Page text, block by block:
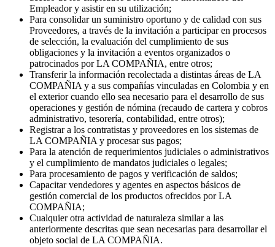
Coordinar el desarrollo profesional de los empleados, el
acceso de los empleados a los recursos informáticos del
Empleador y asistir en su utilización;
Para consolidar un suministro oportuno y de calidad con sus
Proveedores, a través de la invitación a participar en procesos
de selección, la evaluación del cumplimiento de sus
obligaciones y la invitación a eventos organizados o
patrocinados por LA COMPAÑIA, entre otros;
Transferir la información recolectada a distintas áreas de LA
COMPAÑIA y a sus compañías vinculadas en Colombia y en
el exterior cuando ello sea necesario para el desarrollo de sus
operaciones y gestión de nómina (recaudo de cartera y cobros
administrativo, tesorería, contabilidad, entre otros);
Registrar a los contratistas y proveedores en los sistemas de
LA COMPAÑIA y procesar sus pagos;
Para la atención de requerimientos judiciales o administrativos
y el cumplimiento de mandatos judiciales o legales;
Para procesamiento de pagos y verificación de saldos;
Capacitar vendedores y agentes en aspectos básicos de
gestión comercial de los productos ofrecidos por LA
COMPAÑIA;
Cualquier otra actividad de naturaleza similar a las